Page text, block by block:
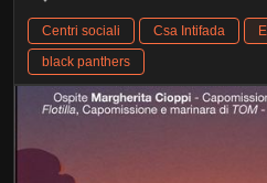
Centri sociali Csa Intifada
black panthers